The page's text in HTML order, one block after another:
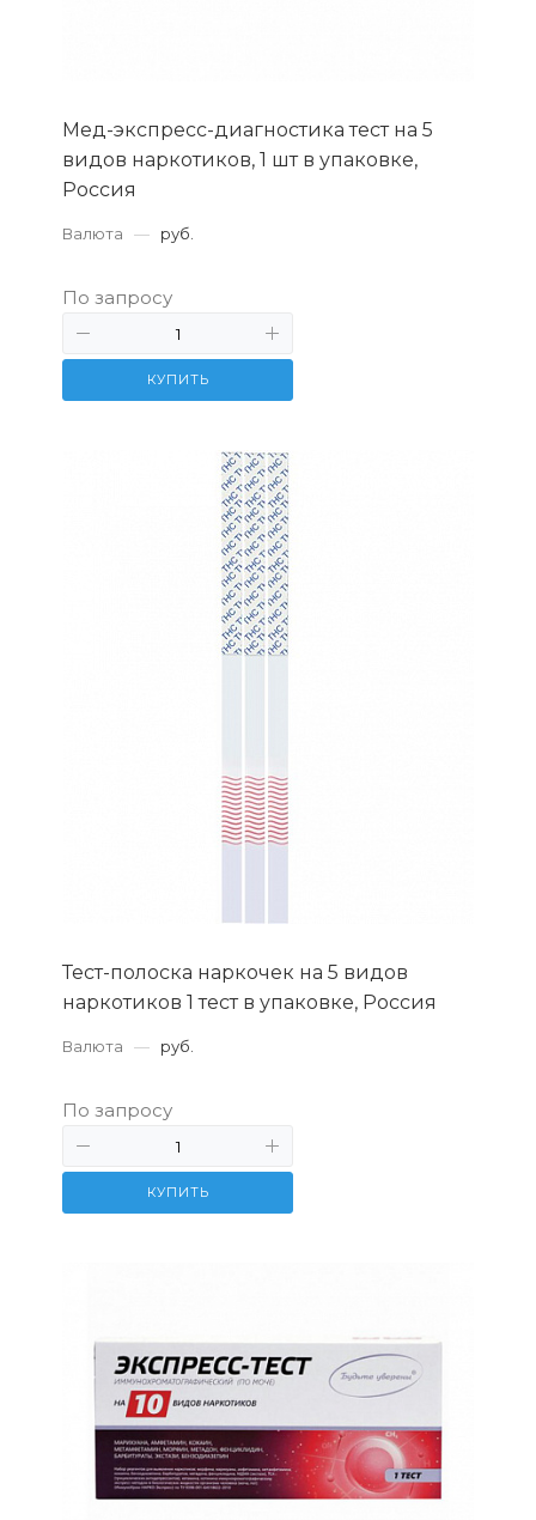
Мед-экспресс-диагностика тест на 5
видов наркотиков, 1 шт в упаковке,
Россия
Валюта — руб.
По запросу
КУПИТЬ
Тест-полоска наркочек на 5 видов
наркотиков 1 тест в упаковке, Россия
Валюта — руб.
По запросу
КУПИТЬ